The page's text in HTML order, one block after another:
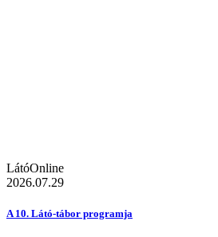
LátóOnline
2026.07.29
A 10. Látó-tábor programja